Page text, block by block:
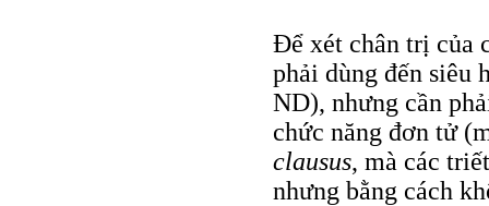
Để xét chân trị của
phải dùng đến siêu
ND), nhưng cần
chức năng đơn tử
clausus, mà các
nhưng bằng cách